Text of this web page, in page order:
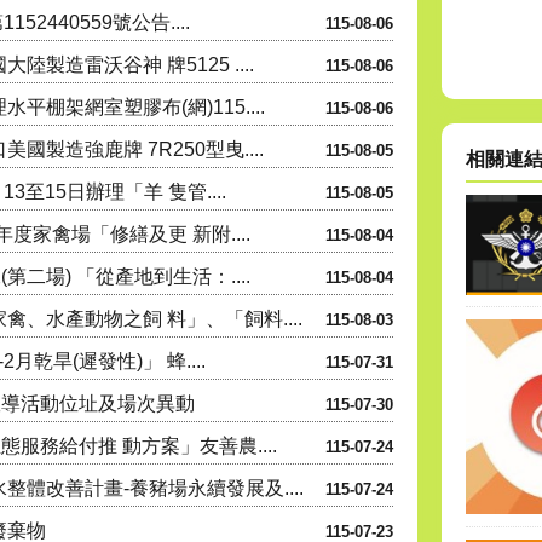
115-08-06
號公告....
115-08-06
陸製造雷沃谷神 牌5125 ....
115-08-06
平棚架網室塑膠布(網)115....
115-08-05
國製造強鹿牌 7R250型曳....
115-08-05
至15日辦理「羊 隻管....
115-08-04
度家禽場「修繕及更 新附....
115-08-04
二場) 「從產地到生活：....
115-08-03
、水產動物之飼 料」、「飼料....
115-07-31
月乾旱(遲發性)」 蜂....
115-07-30
活動位址及場次異動
115-07-24
服務給付推 動方案」友善農....
115-07-24
體改善計畫-養豬場永續發展及....
115-07-23
棄物
相關連